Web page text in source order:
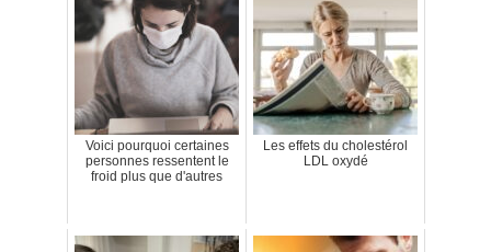
Voici pourquoi certaines
personnes ressentent le
froid plus que d'autres
Les effets du cholestérol
LDL oxydé